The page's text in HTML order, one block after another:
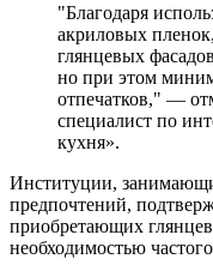
"Благодаря
акриловых
глянцевых
но при этом
отпечатков," —
специалист по
кухня».
Институции,
предпочтений,
приобретающих
необходимостью